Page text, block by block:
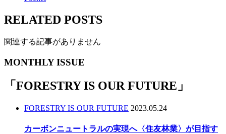
RELATED POSTS
関連する記事がありません
MONTHLY ISSUE
「 FORESTRY IS OUR FUTURE 」
FORESTRY IS OUR FUTURE 2023.05.24
カーボンニュートラルの実現へ〈住友林業〉が目指す